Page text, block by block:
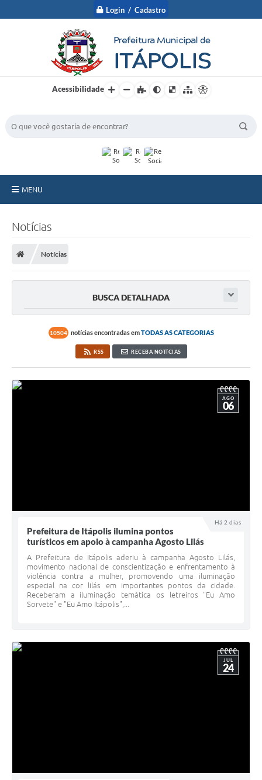
Login / Cadastro
Acessibilidade
MENU
Documentos
Distritos
Água de Qualidade
Gasoduto (Gás Natural)
Bairros Rurais
Notícias
Notícias
BUSCA DETALHADA
10504 notícias encontradas emTODAS AS CATEGORIAS
RSS RECEBA NOTÍCIAS
Há 2 dias
AGO
06
Prefeitura de Itápolis ilumina pontos
turísticos em apoio à campanha Agosto Lilás
A Prefeitura de Itápolis aderiu à campanha Agosto Lilás,
movimento nacional de conscientização e enfrentamento à
violência contra a mulher, promovendo uma iluminação
especial na cor lilás em importantes pontos da cidade.
Receberam a iluminação temática os letreiros "Eu Amo
Sorvete" e "Eu Amo Itápolis",...
JUL
24